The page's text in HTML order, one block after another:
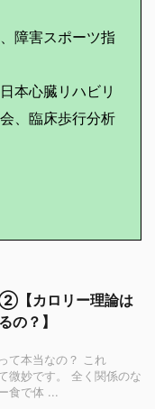
障害スポーツ指
本心臓リハビリ
、臨床歩行分析
【カロリー理論は
の？】
て本当なの？ これ
微妙です。 全く関係のな
食で体 ...